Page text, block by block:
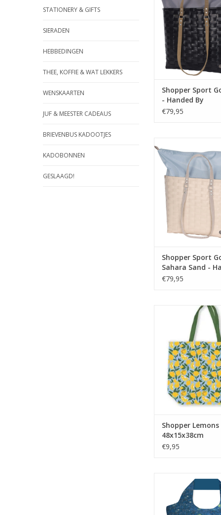
STATIONERY & GIFTS
SIERADEN
HEBBEDINGEN
THEE, KOFFIE & WAT LEKKERS
WENSKAARTEN
JUF & MEESTER CADEAUS
BRIEVENBUS KADOOTJES
KADOBONNEN
GESLAAGD!
sport biedt
aan alles wat jij
je work-out:
handdoek, flesje
nog is er plek
TOEVOEGEN AAN
Shopper Sport
- Handed By
€79,95
het strand, de
sportschool. Draag
schouder of in de
polyester hengsels.
aan de bovenzijde
eenvoudig af, alles
TOEVOEGEN AAN
Shopper Sport
Sahara Sand -
€79,95
Deze Canvas tas
een frisse, zomerse
gebruik! Het
citroendesign valt
maakt
dagelijkse spullen
stukje
TOEVOEGEN AAN
Shopper Lemons
48x15x38cm
€9,95
Unieke tas,
gerecyclede PET-
Ecoshopper in uw
geen plastic